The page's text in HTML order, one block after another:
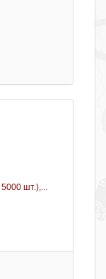
шт.),...